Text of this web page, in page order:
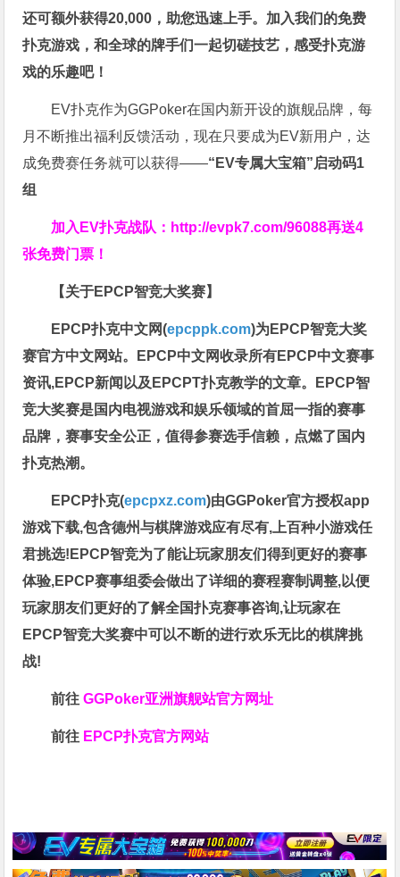
还可额外获得20,000，助您迅速上手。 加入我们的免费
扑克游戏，和全球的牌手们一起切磋技艺，感受扑克游
戏的乐趣吧！
EV扑克作为GGPoker在国内新开设的旗舰品牌，每
月不断推出福利反馈活动，现在只要成为EV新用户，达
成免费赛任务就可以获得——“EV专属大宝箱”启动码1
组
加入EV扑克战队： http://evpk7.com/96088再送4
张免费门票！
【关于EPCP智竞大奖赛】
EPCP扑克中文网(epcppk.com)为EPCP智竞大奖
赛官方中文网站。EPCP中文网收录所有EPCP中文赛事
资讯,EPCP新闻以及EPCPT扑克教学的文章。EPCP智
竞大奖赛是国内电视游戏和娱乐领域的首屈一指的赛事
品牌，赛事安全公正，值得参赛选手信赖，点燃了国内
扑克热潮。
EPCP扑克(epcpxz.com)由GGPoker官方授权app
游戏下载,包含德州与棋牌游戏应有尽有,上百种小游戏任
君挑选!EPCP智竞为了能让玩家朋友们得到更好的赛事
体验,EPCP赛事组委会做出了详细的赛程赛制调整,以便
玩家朋友们更好的了解全国扑克赛事咨询,让玩家在
EPCP智竞大奖赛中可以不断的进行欢乐无比的棋牌挑
战!
前往GGPoker亚洲旗舰站官方网址
前往 EPCP扑克官方网站